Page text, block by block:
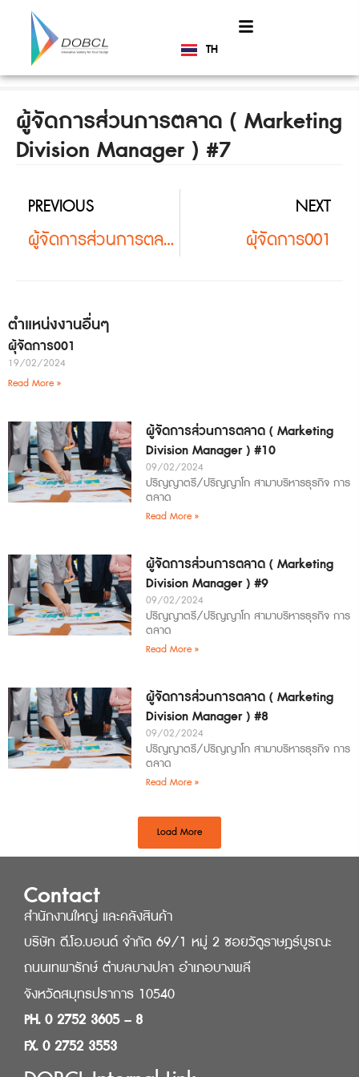
TH
EN
ผู้จัดการส่วนการตลาด ( Marketing
Division Manager ) #7
PREVIOUS
ผู้จัดการส่วนการตลาด ( Marketing Division Manager )
NEXT
ผุ้จัดการ001
ตำแหน่งงานอื่นๆ
ผุ้จัดการ001
19/02/2024
Read More »
ผู้จัดการส่วนการตลาด ( Marketing
Division Manager ) #10
09/02/2024
ปริญญาตรี/ปริญญาโก สามาบริหารธุรกิจ การ
ตลาด
Read More »
ผู้จัดการส่วนการตลาด ( Marketing
Division Manager ) #9
09/02/2024
ปริญญาตรี/ปริญญาโก สามาบริหารธุรกิจ การ
ตลาด
Read More »
ผู้จัดการส่วนการตลาด ( Marketing
Division Manager ) #8
09/02/2024
ปริญญาตรี/ปริญญาโก สามาบริหารธุรกิจ การ
ตลาด
Read More »
Load More
Contact
สำนักงานใหญ่ และคลังสินค้า
บริษัท ดี.โอ.บอนด์ จำกัด 69/1 หมู่ 2 ซอยวัดูราษฎร์บูรณะ
ถนนเทพารักษ์ ตำบลบางปลา อำเภอบางพลี
จังหวัดสมุทรปราการ 10540
PH. 0 2752 3605 – 8
FX. 0 2752 3553